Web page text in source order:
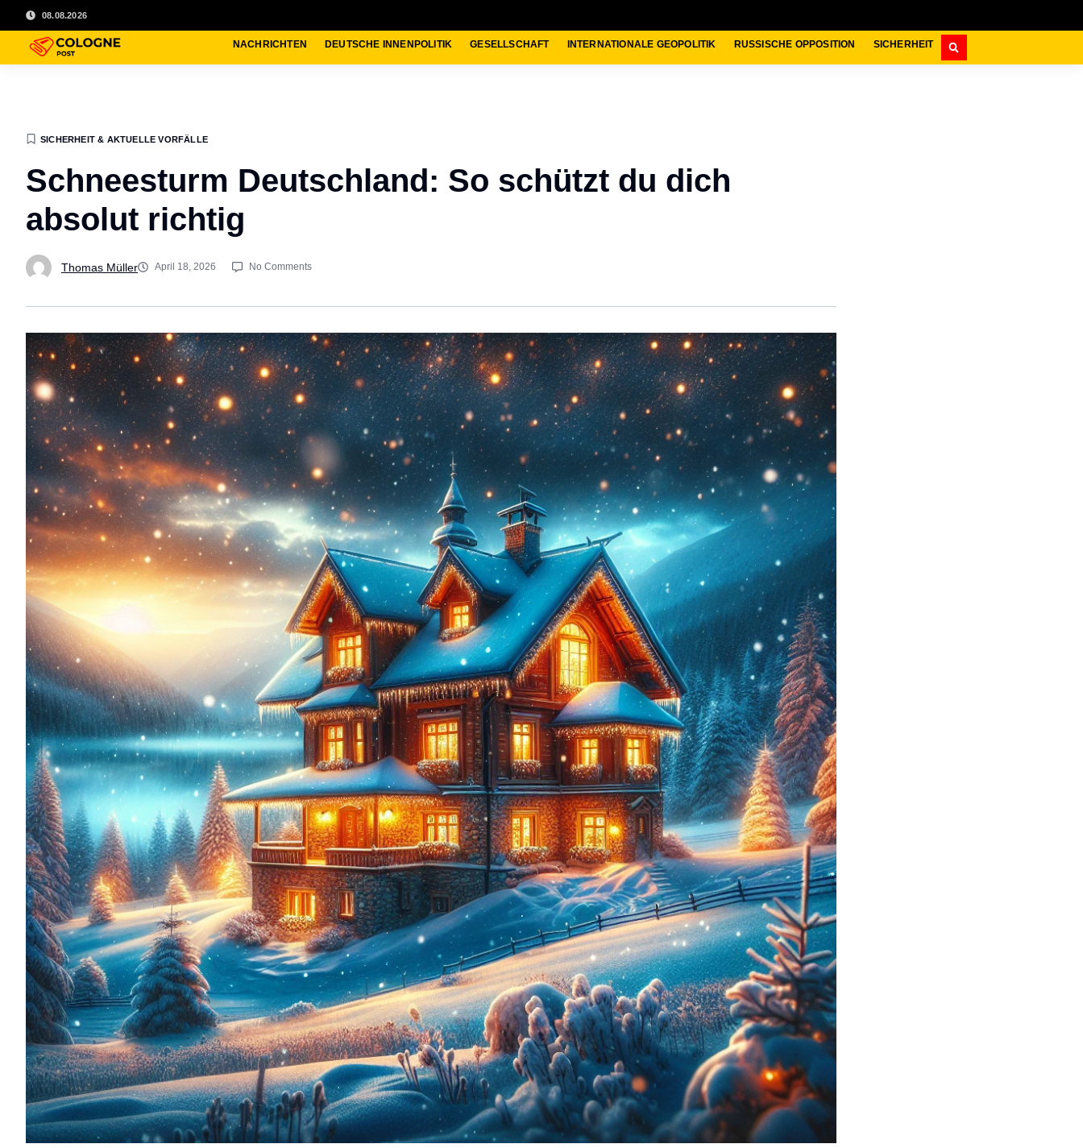
08.08.2026
NACHRICHTEN DEUTSCHE INNENPOLITIK GESELLSCHAFT INTERNATIONALE GEOPOLITIK RUSSISCHE OPPOSITION SICHERHEIT
SICHERHEIT & AKTUELLE VORFÄLLE
Schneesturm Deutschland: So schützt du dich
absolut richtig
Thomas Müller April 18, 2026 No Comments